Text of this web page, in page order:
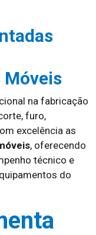
Móveis
na fabricação
furo,
excelência as
, oferecendo
técnico e
do